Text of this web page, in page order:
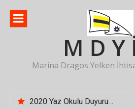
M D Y
Marina Dragos Yelken
2020 Yaz Okulu Duyurusu